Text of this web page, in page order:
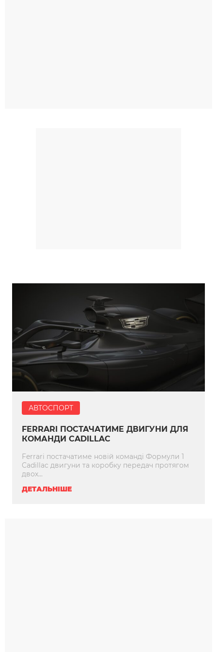
АВТОСПОРТ
FERRARI ПОСТАЧАТИМЕ ДВИГУНИ ДЛЯ
КОМАНДИ CADILLAC
Ferrari постачатиме новій команді Формули 1
Cadillac двигуни та коробку передач протягом
двох...
ДЕТАЛЬНІШЕ